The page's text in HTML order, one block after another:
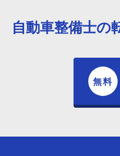
自動車整備士の